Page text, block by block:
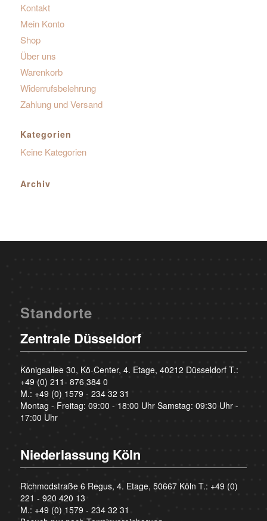
Kontakt
Mein Konto
Shop
Über uns
Warenkorb
Widerrufsbelehrung
Zahlung und Versand
Kategorien
Keine Kategorien
Archiv
Standorte
Zentrale Düsseldorf
Königsallee 30, Kö-Center, 4. Etage, 40212 Düsseldorf T.:
+49 (0) 211- 876 384 0
M.: +49 (0) 1579 - 234 32 31
Montag - Freitag: 09:00 - 18:00 Uhr Samstag: 09:30 Uhr -
17:00 Uhr
Niederlassung Köln
Richmodstraße 6 Regus, 4. Etage, 50667 Köln T.: +49 (0)
221 - 920 420 13
M.: +49 (0) 1579 - 234 32 31